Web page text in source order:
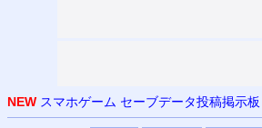
NEW スマホゲーム セーブデータ投稿掲示板